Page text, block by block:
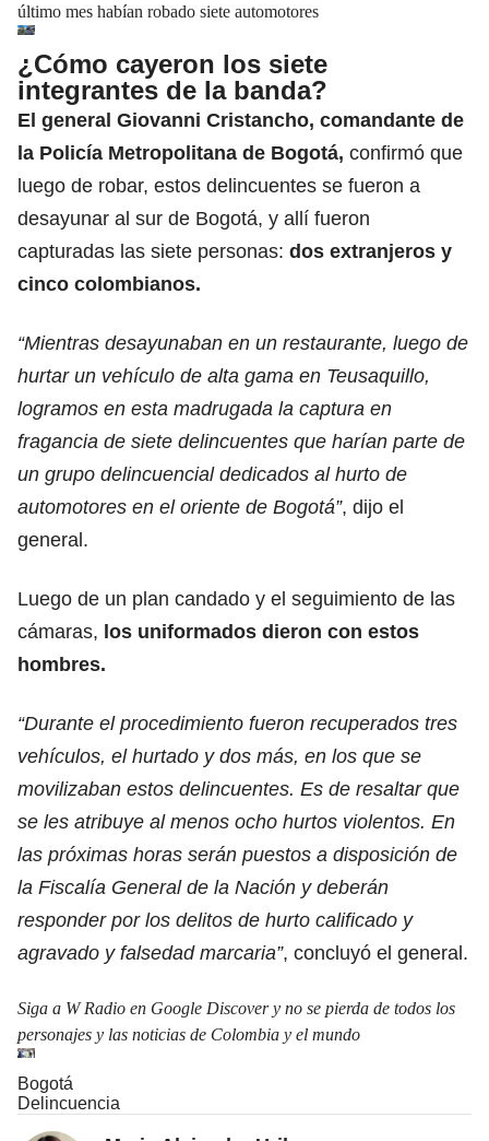
último mes habían robado siete automotores
¿Cómo cayeron los siete
integrantes de la banda?
El general Giovanni Cristancho, comandante de
la Policía Metropolitana de Bogotá, confirmó que
luego de robar, estos delincuentes se fueron a
desayunar al sur de Bogotá, y allí fueron
capturadas las siete personas: dos extranjeros y
cinco colombianos.
“Mientras desayunaban en un restaurante, luego de
hurtar un vehículo de alta gama en Teusaquillo,
logramos en esta madrugada la captura en
fragancia de siete delincuentes que harían parte de
un grupo delincuencial dedicados al hurto de
automotores en el oriente de Bogotá”, dijo el
general.
Luego de un plan candado y el seguimiento de las
cámaras, los uniformados dieron con estos
hombres.
“Durante el procedimiento fueron recuperados tres
vehículos, el hurtado y dos más, en los que se
movilizaban estos delincuentes. Es de resaltar que
se les atribuye al menos ocho hurtos violentos. En
las próximas horas serán puestos a disposición de
la Fiscalía General de la Nación y deberán
responder por los delitos de hurto calificado y
agravado y falsedad marcaria”, concluyó el general.
Siga a W Radio en Google Discover y no se pierda de todos los
personajes y las noticias de Colombia y el mundo
Bogotá
Delincuencia